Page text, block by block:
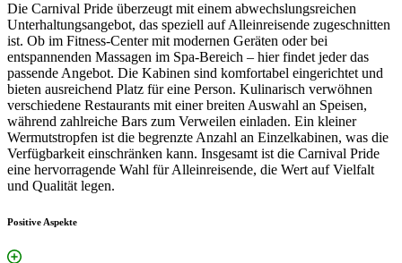
Die Carnival Pride überzeugt mit einem abwechslungsreichen
Unterhaltungsangebot, das speziell auf Alleinreisende zugeschnitten
ist. Ob im Fitness-Center mit modernen Geräten oder bei
entspannenden Massagen im Spa-Bereich – hier findet jeder das
passende Angebot. Die Kabinen sind komfortabel eingerichtet und
bieten ausreichend Platz für eine Person. Kulinarisch verwöhnen
verschiedene Restaurants mit einer breiten Auswahl an Speisen,
während zahlreiche Bars zum Verweilen einladen. Ein kleiner
Wermutstropfen ist die begrenzte Anzahl an Einzelkabinen, was die
Verfügbarkeit einschränken kann. Insgesamt ist die Carnival Pride
eine hervorragende Wahl für Alleinreisende, die Wert auf Vielfalt
und Qualität legen.
Positive Aspekte